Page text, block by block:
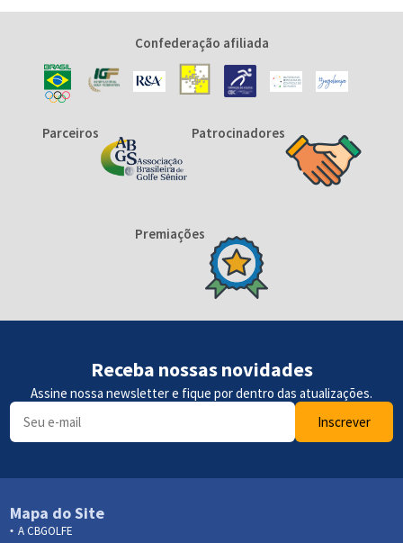
Confederação afiliada
Parceiros Patrocinadores
Premiações
Receba nossas novidades
Assine nossa newsletter e fique por dentro das atualizações.
Inscrever
Mapa do Site
A CBGOLFE